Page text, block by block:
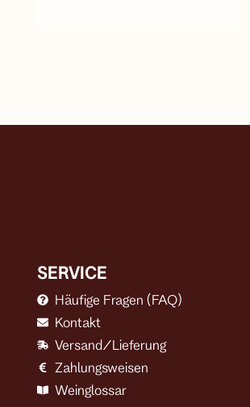
SERVICE
Häufige Fragen (FAQ)
Kontakt
Versand/Lieferung
Zahlungsweisen
Weinglossar